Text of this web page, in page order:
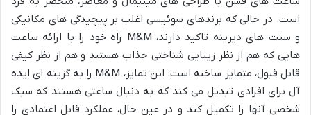
است. در حالی که برندهای سوئیسی اغلب بر پیچیدگی های مکانیکی
و سنت های دیرینه تاکید دارند، M&M راه خود را با ارائه ساعت
هایی که هم از نظر زیبایی شناختی جذاب هستند و هم از نظر کیفی
قابل قبول، متمایز ساخته است. این تمایز، M&M را به گزینه ای ایده
آل برای افرادی تبدیل می کند که به دنبال ساعتی هستند که سبک
شخصی آنها را تکمیل کند و در عین حال، عملکرد قابل اعتمادی را